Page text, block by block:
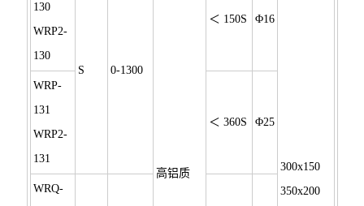
130
WRP2-
130
S
0-1300
高铝质
＜ 150S Φ16
300x150
350x200
WRP-
131
WRP2-
131
＜ 360S Φ25
WRQ-